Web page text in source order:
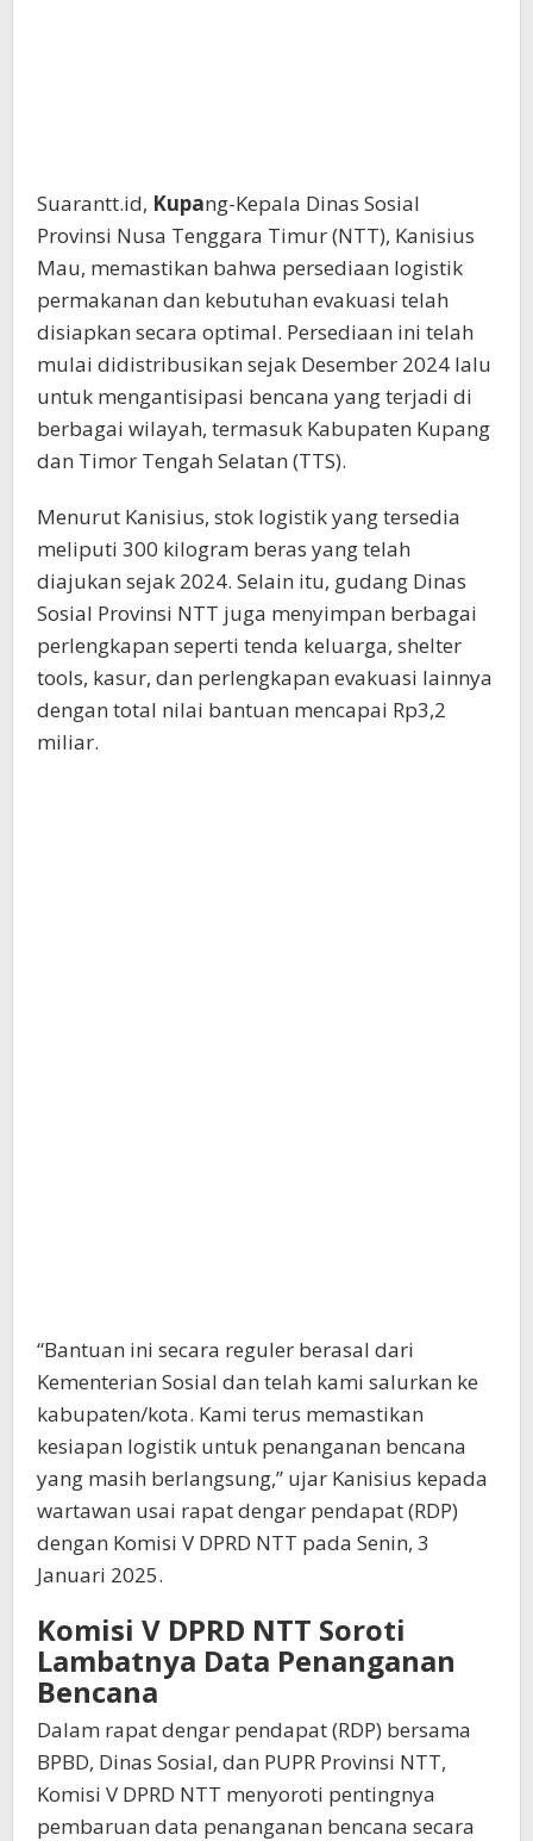
Suarantt.id, Kupang-Kepala Dinas Sosial
Provinsi Nusa Tenggara Timur (NTT), Kanisius
Mau, memastikan bahwa persediaan logistik
permakanan dan kebutuhan evakuasi telah
disiapkan secara optimal. Persediaan ini telah
mulai didistribusikan sejak Desember 2024 lalu
untuk mengantisipasi bencana yang terjadi di
berbagai wilayah, termasuk Kabupaten Kupang
dan Timor Tengah Selatan (TTS).
Menurut Kanisius, stok logistik yang tersedia
meliputi 300 kilogram beras yang telah
diajukan sejak 2024. Selain itu, gudang Dinas
Sosial Provinsi NTT juga menyimpan berbagai
perlengkapan seperti tenda keluarga, shelter
tools, kasur, dan perlengkapan evakuasi lainnya
dengan total nilai bantuan mencapai Rp3,2
miliar.
“Bantuan ini secara reguler berasal dari
Kementerian Sosial dan telah kami salurkan ke
kabupaten/kota. Kami terus memastikan
kesiapan logistik untuk penanganan bencana
yang masih berlangsung,” ujar Kanisius kepada
wartawan usai rapat dengar pendapat (RDP)
dengan Komisi V DPRD NTT pada Senin, 3
Januari 2025.
Komisi V DPRD NTT Soroti
Lambatnya Data Penanganan
Bencana
Dalam rapat dengar pendapat (RDP) bersama
BPBD, Dinas Sosial, dan PUPR Provinsi NTT,
Komisi V DPRD NTT menyoroti pentingnya
pembaruan data penanganan bencana secara